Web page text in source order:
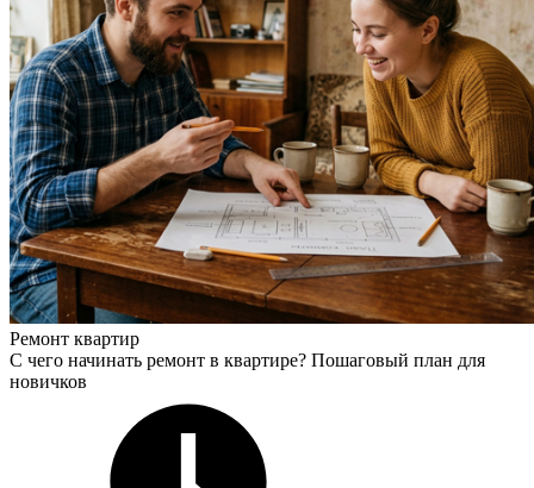
Ремонт квартир
С чего начинать ремонт в квартире? Пошаговый план для
новичков